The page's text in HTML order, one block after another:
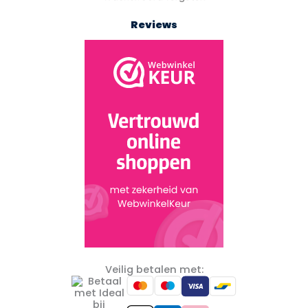
Reviews
Veilig betalen met: